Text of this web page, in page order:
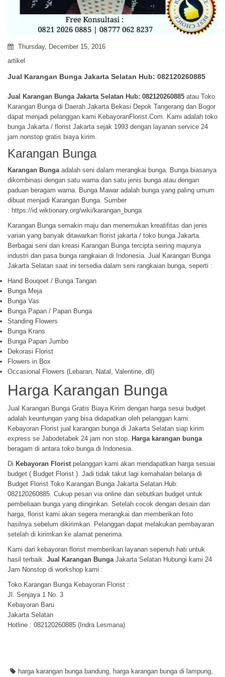
Thursday, December 15, 2016
artikel
Jual Karangan Bunga Jakarta Selatan Hub: 082120260885
Jual Karangan Bunga Jakarta Selatan Hub: 082120260885 atau Toko
Karangan Bunga di Daerah Jakarta Bekasi Depok Tangerang dan Bogor
dapat menjadi pelanggan kami KebayoranFlorist.Com. Kami adalah toko
bunga Jakarta / florist Jakarta sejak 1993 dengan layanan service 24
jam nonstop gratis biaya kirim.
Karangan Bunga
Karangan Bungaadalah seni dalam merangkai bunga. Bunga biasanya
dikombinasi dengan satu warna dan satu jenis bunga atau dengan
paduan beragam warna. Bunga Mawar adalah bunga yang paling umum
dibuat menjadi Karangan Bunga. Sumber
: https://id.wiktionary.org/wiki/karangan_bunga
Karangan Bunga semakin maju dan menemukan kreatifitas dan jenis
varian yang banyak ditawarkan florist jakarta / toko bunga Jakarta.
Berbagai seni dan kreasi Karangan Bunga tercipta seiring majunya
industri dan pasa bunga rangkaian di Indonesia. Jual Karangan Bunga
Jakarta Selatan saat ini tersedia dalam seni rangkaian bunga, seperti :
Hand Bouqoet / Bunga Tangan
Bunga Meja
Bunga Vas
Bunga Papan / Papan Bunga
Standing Flowers
Bunga Krans
Bunga Papan Jumbo
Dekorasi Florist
Flowers in Box
Occasional Flowers (Lebaran, Natal, Valentine, dll)
Harga Karangan Bunga
Jual Karangan Bunga Gratis Biaya Kirim dengan harga sesui budget
adalah keuntungan yang bisa didapatkan oleh pelanggan kami.
Kebayoran Florist jual karangan bunga di Jakarta Selatan siap kirim
express se Jabodetabek 24 jam non stop. Harga karangan bunga
beragam di antara toko bunga di Indonesia.
Di Kebayoran Floristpelanggan kami akan mendapatkan harga sesuai
budget ( Budget Florist ). Jadi tidak takut lagi kemahalan belanja di
Budget Florist Toko Karangan Bunga Jakarta Selatan Hub:
082120260885. Cukup pesan via online dan sebutkan budget untuk
pembeliaan bunga yang diinginkan. Setelah cocok dengan desain dan
harga, florist kami akan segera merangkai dan memberikan foto
hasilnya sebelum dikirimkan. Pelanggan dapat melakukan pembayaran
setelah di kirimkan ke alamat penerima.
Kami dari kebayoran florist memberikan layanan sepenuh hati untuk
hasil terbaik. Jual Karangan BungaJakarta Selatan Hubungi kami 24
Jam Nonstop di workshop kami :
Toko Karangan Bunga Kebayoran Florist :
Jl. Senjaya 1 No. 3
Kebayoran Baru
Jakarta Selatan
Hotline : 082120260885 (Indra Lesmana)
harga karangan bunga bandung, harga karangan bunga di lampung,